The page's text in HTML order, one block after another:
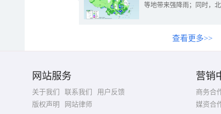
等地带来强降雨；同时，
查看更多>>
网站服务
关于我们 联系我们
用户反馈
版权声明
网站律师
营销
商务合
媒资合